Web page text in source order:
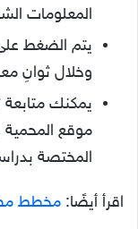
المعلومات
يتم الضغط
وخلال ثوانِ
يمكنك
موقع
المختصة
اقرأ أيضًا: مخطط